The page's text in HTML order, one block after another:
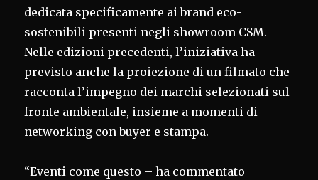
dedicata specificamente ai brand eco-
sostenibili presenti negli showroom CSM.
Nelle edizioni precedenti, l’iniziativa ha
previsto anche la proiezione di un filmato che
racconta l’impegno dei marchi selezionati sul
fronte ambientale, insieme a momenti di
networking con buyer e stampa.
“Eventi come questo – ha commentato